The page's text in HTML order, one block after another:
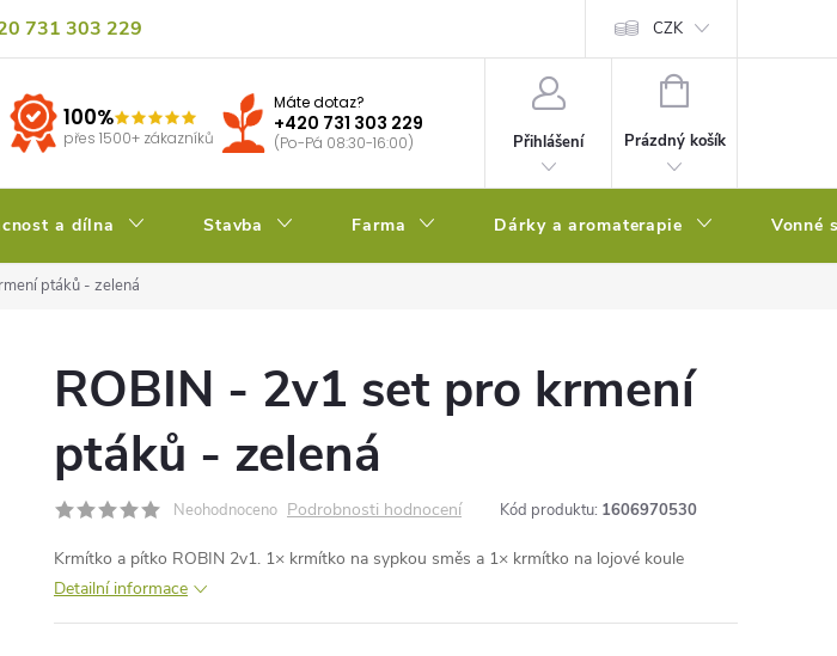
731 303 229
Pěstitelský blog CZK
100%
přes 1500+ zákazníků
Máte dotaz?
+420 731 303 229
(Po-Pá 08:30-16:00) Přihlášení
NÁKUPNÍ
Prázdný košík
a dílna Stavba Farma Dárky a aromaterapie Vonné
ptáků - zelená
ROBIN - 2v1 set pro krmení
ptáků - zelená
Neohodnoceno Podrobnosti hodnocení Kód produktu: 1606970530
Krmítko a pítko ROBIN 2v1. 1× krmítko na sypkou směs a 1× krmítko na lojové koule
Detailní informace